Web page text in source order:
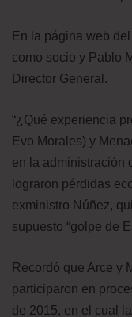
En la página web
como socio y Pablo
Director General.
“¿Qué experiencia
Evo Morales) y
en la administración
lograron pérdidas
exministro Núñez,
supuesto “golpe de
Recordó que Arce y
participaron en
de 2015, en el cual